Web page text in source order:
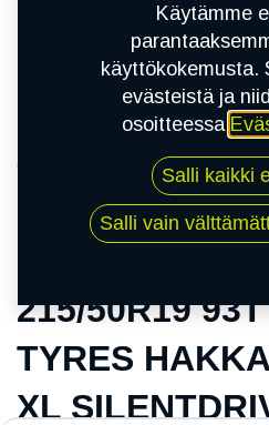
215/50R19 93T NOKIAN
HAKKAPELIITTA 10 XL
215/50R19
TYRES
XL
Käytämme
käyttökokemusta.
evästeistä ja
osoitteessa
Salli kaikki
Salli vain